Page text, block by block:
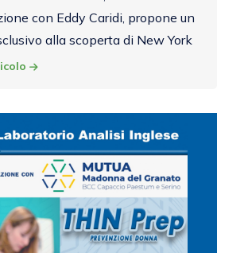
con Eddy Caridi, propone un
alla scoperta di New York